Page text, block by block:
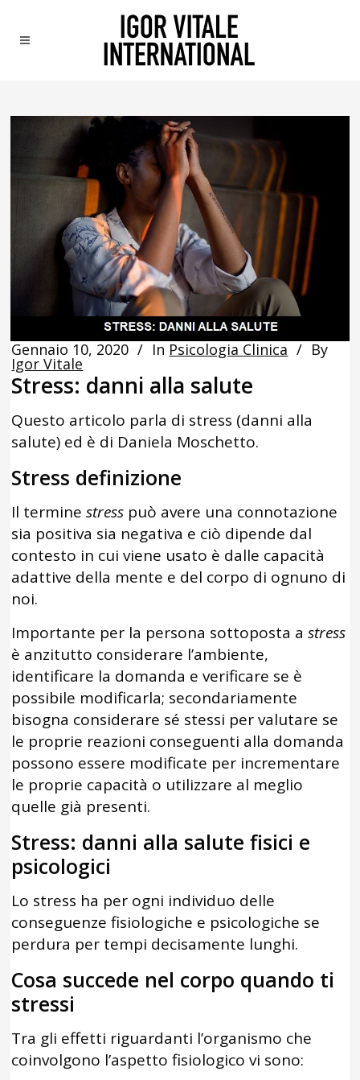
Gennaio 10, 2020 In Psicologia Clinica By
Igor Vitale
Stress: danni alla salute
Questo articolo parla di stress (danni alla
salute) ed è di Daniela Moschetto.
Stress definizione
Il terminestress può avere una connotazione
sia positiva sia negativa e ciò dipende dal
contesto in cui viene usato è dalle capacità
adattive della mente e del corpo di ognuno di
noi.
Importante per la persona sottoposta astress
è anzitutto considerare l’ambiente,
identificare la domanda e verificare se è
possibile modificarla; secondariamente
bisogna considerare sé stessi per valutare se
le proprie reazioni conseguenti alla domanda
possono essere modificate per incrementare
le proprie capacità o utilizzare al meglio
quelle già presenti.
Stress: danni alla salute fisici e
psicologici
Lo stress ha per ogni individuo delle
conseguenze fisiologiche e psicologiche se
perdura per tempi decisamente lunghi.
Cosa succede nel corpo quando ti
stressi
Tra gli effetti riguardanti l’organismo che
coinvolgono l’aspetto fisiologico vi sono: